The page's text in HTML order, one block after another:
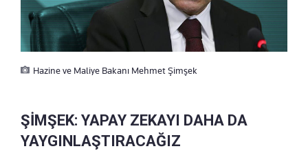
Hazine ve Maliye Bakanı Mehmet Şimşek
ŞİMŞEK: YAPAY ZEKAYI DAHA DA
YAYGINLAŞTIRACAĞIZ